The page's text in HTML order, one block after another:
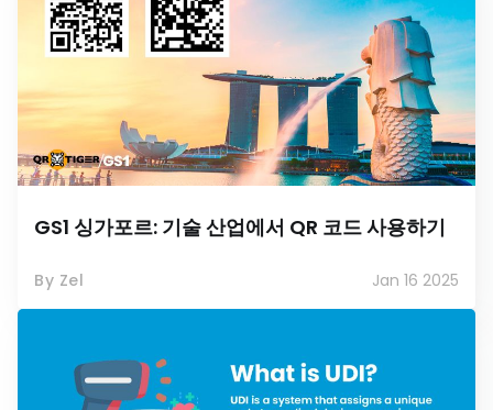
GS1 싱가포르: 기술 산업에서 QR 코드 사용하기
By Zel Jan 16 2025